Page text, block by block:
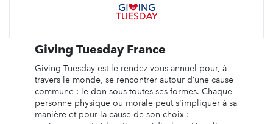
Giving Tuesday France
Giving Tuesday est le rendez-vous annuel pour, à
travers le monde, se rencontrer autour d’une cause
commune : le don sous toutes ses formes. Chaque
personne physique ou morale peut s'impliquer à sa
manière et pour la cause de son choix :